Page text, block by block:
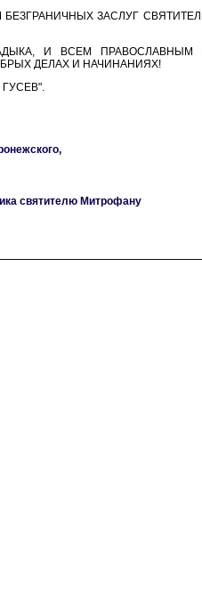
ЗАСЛУГ
И ВСЕМ ПРАВОСЛАВНЫМ
ДЕЛАХ И НАЧИНАНИЯХ!
,
святителю Митрофану